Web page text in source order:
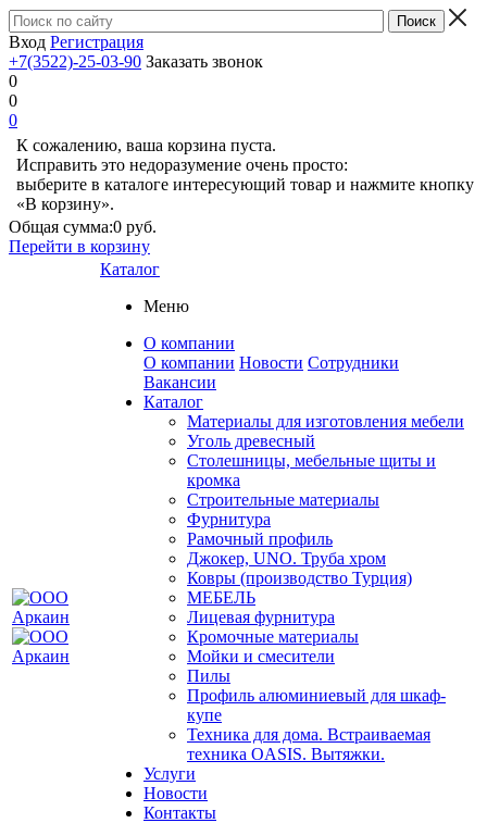
Вход Регистрация
+7(3522)-25-03-90 Заказать звонок
0
0
0
К сожалению, ваша корзина пуста.
Исправить это недоразумение очень просто:
выберите в каталоге интересующий товар и нажмите кнопку
«В корзину».
Общая сумма:0 руб.
Перейти в корзину
Каталог
Меню
О компании
О компании Новости Сотрудники
Вакансии
Каталог
Материалы для изготовления мебели
Уголь древесный
Столешницы, мебельные щиты и
кромка
Строительные материалы
Фурнитура
Рамочный профиль
Джокер, UNO. Труба хром
Ковры (производство Турция)
МЕБЕЛЬ
Лицевая фурнитура
Кромочные материалы
Мойки и смесители
Пилы
Профиль алюминиевый для шкаф-
купе
Техника для дома. Встраиваемая
техника OASIS. Вытяжки.
Услуги
Новости
Контакты